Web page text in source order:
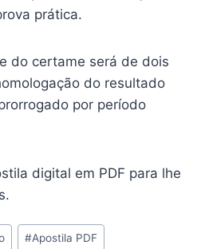
prática.
do certame será de dois
do resultado
por período
digital em PDF para lhe
#Apostila PDF